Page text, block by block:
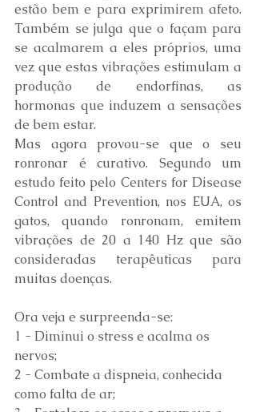
estão bem e para exprimirem afeto.
Também se julga que o façam para
se acalmarem a eles próprios, uma
vez que estas vibrações estimulam a
produção de endorfinas, as
hormonas que induzem a sensações
de bem estar.
Mas agora provou-se que o seu
ronronar é curativo. Segundo um
estudo feito pelo Centers for Disease
Control and Prevention, nos EUA, os
gatos, quando ronronam, emitem
vibrações de 20 a 140 Hz que são
consideradas terapêuticas para
muitas doenças.
Ora veja e surpreenda-se:
1 - Diminui o stress e acalma os
nervos;
2 - Combate a dispneia, conhecida
como falta de ar;